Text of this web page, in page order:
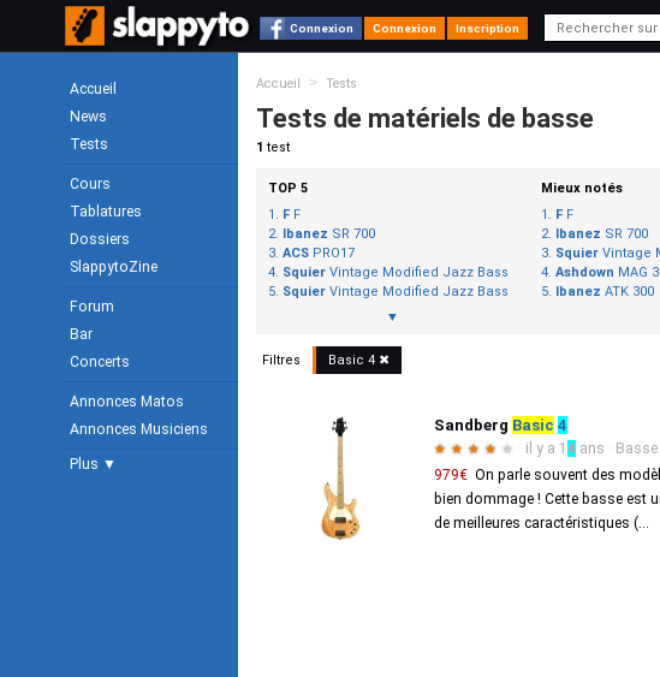
Connexion Connexion Inscription
Accueil
News
Tests
Cours
Tablatures
Dossiers
SlappytoZine
Forum
Bar
Concerts
Annonces Matos
Annonces Musiciens
Plus ▼
Accueil > Tests
Tests de matériels de basse
1 test
TOP 5
F F
Ibanez SR 700
ACS PRO17
Squier Vintage Modified Jazz Bass
Squier Vintage Modified Jazz Bass
▼
Mieux notés
F F
Ibanez SR 700
Squier Vintage
Ashdown MAG
Ibanez ATK 300
Filtres Basic 4 ✖
Sandberg Basic 4
★ ★ ★ ★ ★ · il y a 1 4 ans · Basse
979€ On parle souvent des
bien dommage ! Cette basse est
de meilleures caractéristiques (...